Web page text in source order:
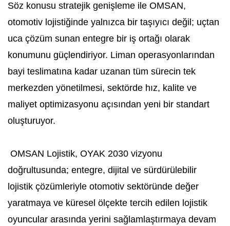
Söz konusu stratejik genişleme ile OMSAN,
otomotiv lojistiğinde yalnızca bir taşıyıcı değil; uçtan
uca çözüm sunan entegre bir iş ortağı olarak
konumunu güçlendiriyor. Liman operasyonlarından
bayi teslimatına kadar uzanan tüm sürecin tek
merkezden yönetilmesi, sektörde hız, kalite ve
maliyet optimizasyonu açısından yeni bir standart
oluşturuyor.
OMSAN Lojistik, OYAK 2030 vizyonu
doğrultusunda; entegre, dijital ve sürdürülebilir
lojistik çözümleriyle otomotiv sektöründe değer
yaratmaya ve küresel ölçekte tercih edilen lojistik
oyuncular arasında yerini sağlamlaştırmaya devam